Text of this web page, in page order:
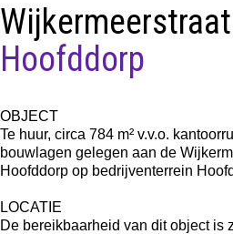
Hoofddorp
OBJECT
Te huur, circa 784 m² v.v.o.
bouwlagen gelegen aan de
Hoofddorp op bedrijventerrein
LOCATIE
De bereikbaarheid van dit object is